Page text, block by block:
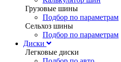
Грузовые шины
Подбор по параметрам
Сельхоз шины
Подбор по параметрам
Диски
Легковые диски